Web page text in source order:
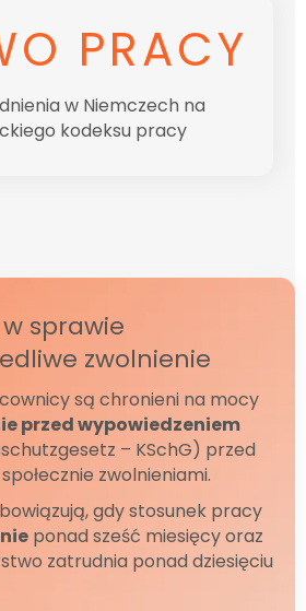
PRACY
w Niemczech na
kodeksu pracy
sprawie
zwolnienie
są chronieni na mocy
przed wypowiedzeniem
– KSchG) przed
zwolnieniami.
gdy stosunek pracy
ponad sześć miesięcy oraz
zatrudnia ponad dziesięciu